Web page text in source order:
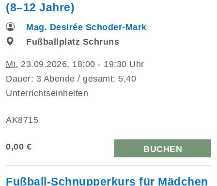
(8–12 Jahre)
Mag. Desirée Schoder-Mark
Fußballplatz Schruns
Mi. 23.09.2026, 18:00 - 19:30 Uhr
Dauer: 3 Abende / gesamt: 5,40
Unterrichtseinheiten
AK8715
0,00 € BUCHEN
Fußball-Schnupperkurs für Mädchen